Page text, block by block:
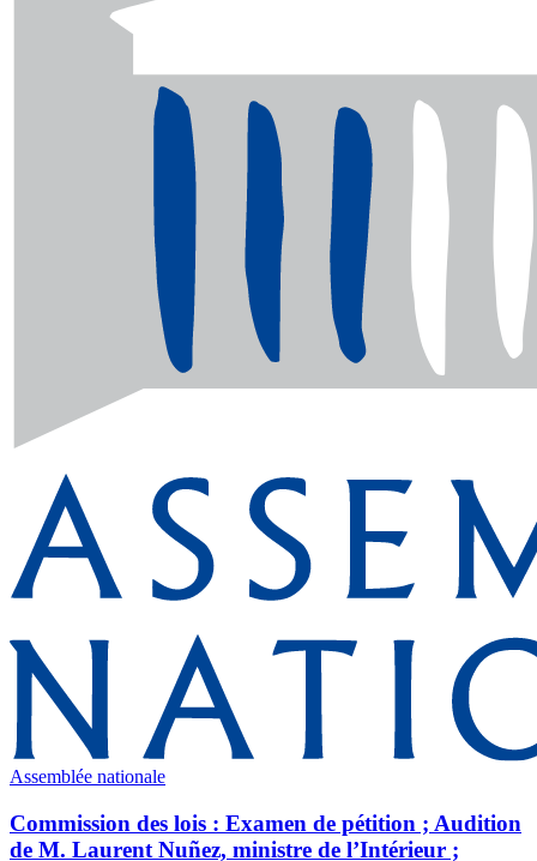
Assemblée nationale
Commission des lois : Examen de pétition ; Audition
de M. Laurent Nuñez, ministre de l’Intérieur ;